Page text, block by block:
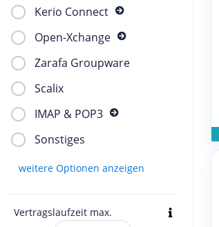
Kerio Connect
Open-Xchange
Zarafa Groupware
Scalix
IMAP & POP3
Sonstiges
weitere Optionen anzeigen
Vertragslaufzeit max.